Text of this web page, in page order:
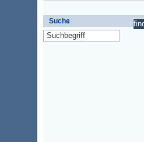
Suche